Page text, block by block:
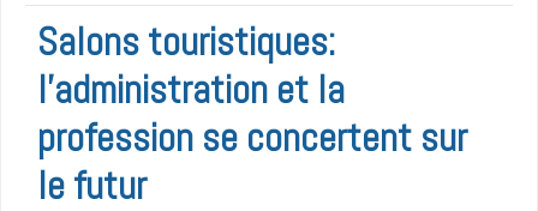
Salons touristiques:
l’administration et la
profession se concertent sur
le futur